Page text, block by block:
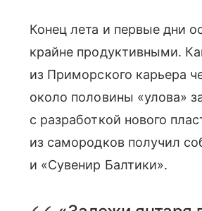
Конец лета и первые дни
крайне продуктивными.
из Приморского карьера
около половины «улова»
с разработкой нового
из самородков получил
и «Сувенир Балтики».